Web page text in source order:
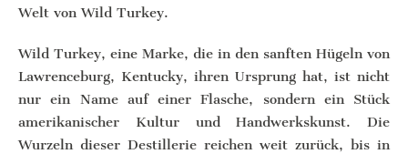
Welt von Wild Turkey.
Wild Turkey, eine Marke, die in den sanften Hügeln von
Lawrenceburg, Kentucky, ihren Ursprung hat, ist nicht
nur ein Name auf einer Flasche, sondern ein Stück
amerikanischer Kultur und Handwerkskunst. Die
Wurzeln dieser Destillerie reichen weit zurück, bis in